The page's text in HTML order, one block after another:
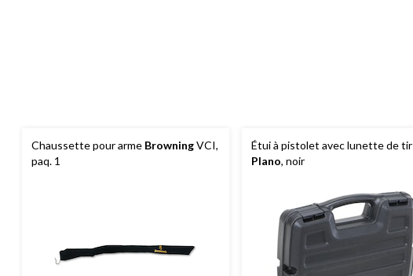
Chaussette pour arme BrowningVCI,
paq. 1
Étui à pistolet avec lunette de tir
Plano, noir